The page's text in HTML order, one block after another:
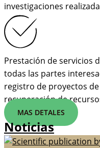
investigaciones
Prestación de servicios
todas las partes
registro de proyectos
recuperación de
MAS DETALES
Noticias